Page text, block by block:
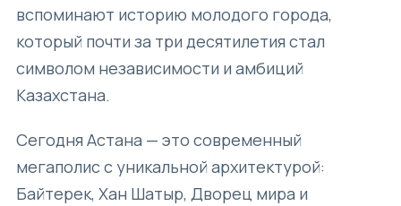
вспоминают историю молодого города,
который почти за три десятилетия стал
символом независимости и амбиций
Казахстана.
Сегодня Астана — это современный
мегаполис с уникальной архитектурой:
Байтерек, Хан Шатыр, Дворец мира и